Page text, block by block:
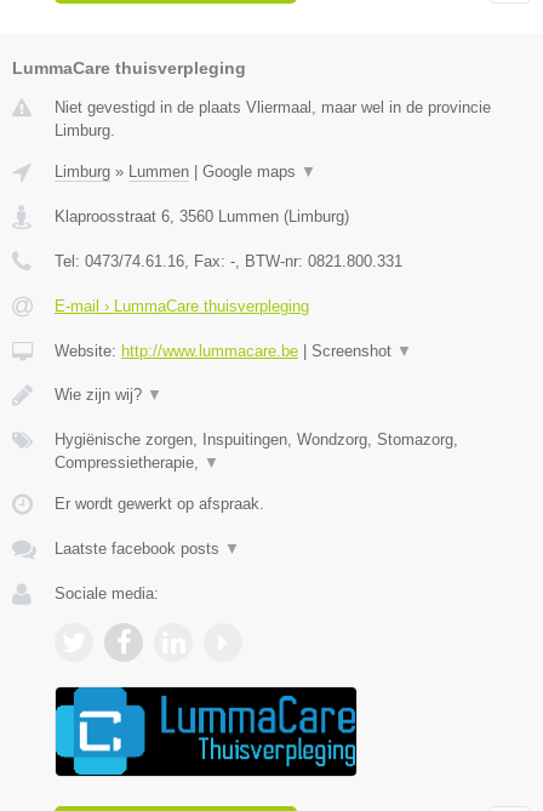
LummaCare thuisverpleging
Niet gevestigd in de plaats Vliermaal, maar wel in de provincie
Limburg.
Limburg » Lummen Google maps ▼
Klaproosstraat 6, 3560 Lummen (Limburg)
Tel: 0473/74.61.16, Fax: -, BTW-nr: 0821.800.331
E-mail › LummaCare thuisverpleging
Website: http://www.lummacare.be Screenshot ▼
Wie zijn wij? ▼
Hygiënische zorgen, Inspuitingen, Wondzorg, Stomazorg,
Compressietherapie, ▼
Er wordt gewerkt op afspraak.
Laatste facebook posts ▼
Sociale media: